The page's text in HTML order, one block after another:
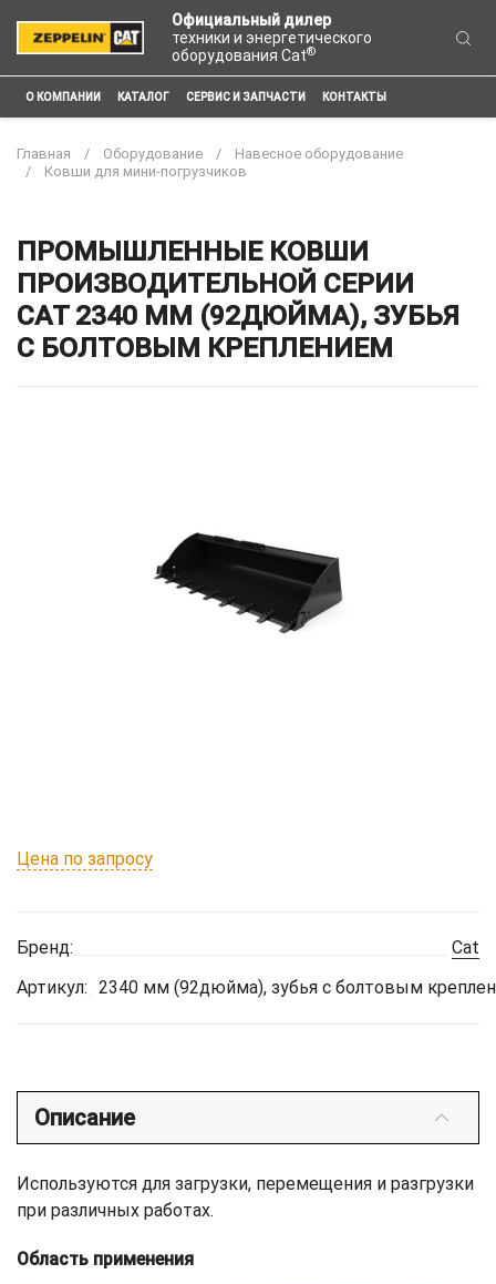
Официальный дилер
техники и энергетического
оборудования Cat®
О КОМПАНИИ КАТАЛОГ СЕРВИС И ЗАПЧАСТИ КОНТАКТЫ
Главная Оборудование
Навесное оборудование
Ковши для мини-погрузчиков
ПРОМЫШЛЕННЫЕ КОВШИ
ПРОИЗВОДИТЕЛЬНОЙ СЕРИИ
CAT 2340 ММ (92ДЮЙМА), ЗУБЬЯ
С БОЛТОВЫМ КРЕПЛЕНИЕМ
Цена по запросу
Бренд:
Cat
Артикул: 2340 мм (92дюйма), зубья с болтовым
Описание
Используются для загрузки, перемещения и разгрузки
при различных работах.
Область применения